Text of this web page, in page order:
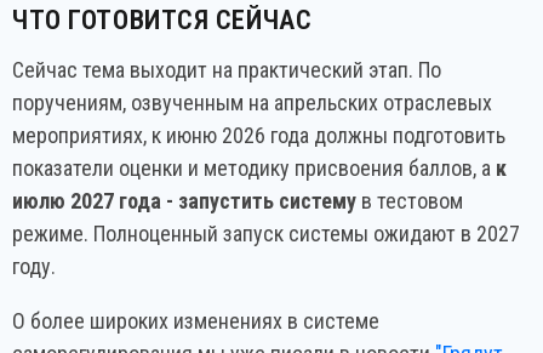
ЧТО ГОТОВИТСЯ СЕЙЧАС
Сейчас тема выходит на практический этап. По
поручениям, озвученным на апрельских отраслевых
мероприятиях, к июню 2026 года должны подготовить
показатели оценки и методику присвоения баллов, а к
июлю 2027 года - запустить систему в тестовом
режиме. Полноценный запуск системы ожидают в 2027
году.
О более широких изменениях в системе